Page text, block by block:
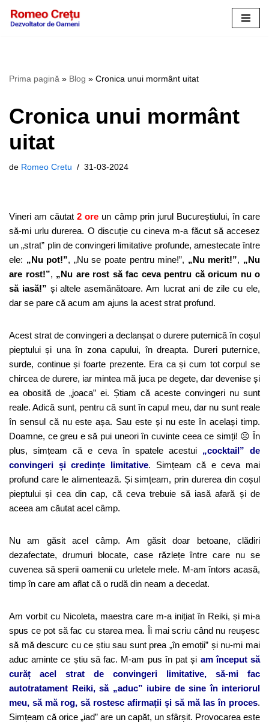
Prima pagină » Blog » Cronica unui mormânt uitat
Cronica unui mormânt
uitat
de Romeo Cretu 31-03-2024
Vineri am căutat2 ore un câmp prin jurul Bucureștiului, în care
să-mi urlu durerea. O discuție cu cineva m-a făcut să accesez
un „strat” plin de convingeri limitative profunde, amestecate între
ele: „Nu pot!”, „Nu se poate pentru mine!”, „Nu merit!”, „Nu
are rost!”, „Nu are rost să fac ceva pentru că oricum nu o
să iasă!” și altele asemănătoare. Am lucrat ani de zile cu ele,
dar se pare că acum am ajuns la acest strat profund.
Acest strat de convingeri a declanșat o durere puternică în coșul
pieptului și una în zona capului, în dreapta. Dureri puternice,
surde, continue și foarte prezente. Era ca și cum tot corpul se
chircea de durere, iar mintea mă juca pe degete, dar devenise și
ea obosită de „joaca” ei. Știam că aceste convingeri nu sunt
reale. Adică sunt, pentru că sunt în capul meu, dar nu sunt reale
în sensul că nu este așa. Sau este și nu este în același timp.
Doamne, ce greu e să pui uneori în cuvinte ceea ce simți! ☹ În
plus, simțeam că e ceva în spatele acestui „cocktail” de
convingeri și credințe limitative. Simțeam că e ceva mai
profund care le alimentează. Și simțeam, prin durerea din coșul
pieptului și cea din cap, că ceva trebuie să iasă afară și de
aceea am căutat acel câmp.
Nu am găsit acel câmp. Am găsit doar betoane, clădiri
dezafectate, drumuri blocate, case răzlețe între care nu se
cuvenea să sperii oamenii cu urletele mele. M-am întors acasă,
timp în care am aflat că o rudă din neam a decedat.
Am vorbit cu Nicoleta, maestra care m-a inițiat în Reiki, și mi-a
spus ce pot să fac cu starea mea. Îi mai scriu când nu reușesc
să mă descurc cu ce știu sau sunt prea „în emoții” și nu-mi mai
aduc aminte ce știu să fac. M-am pus în pat și am început să
curăț acel strat de convingeri limitative, să-mi fac
autotratament Reiki, să „aduc” iubire de sine în interiorul
meu, să mă rog, să rostesc afirmații și să mă las în proces.
Simțeam că orice „iad” are un capăt, un sfârșit. Provocarea este